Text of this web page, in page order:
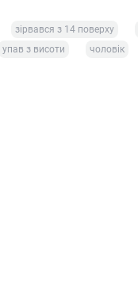
зірвався з 14 поверху
упав з висоти чоловік